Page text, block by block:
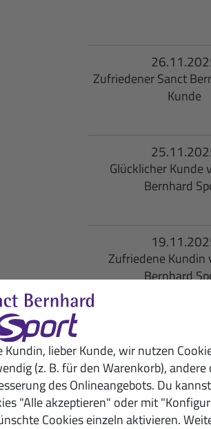
Kundin, lieber Kunde, wir nutzen
(z. B. für den Warenkorb), andere
des Onlineangebots. Du
"Alle akzeptieren" oder mit
Cookies einzeln aktivieren.
Zufriedener Sanct
Kunde
Glücklicher Kunde
Bernhard
Zufriedene Kundin
Bernhard
Begeisterte Sanct
Kundin